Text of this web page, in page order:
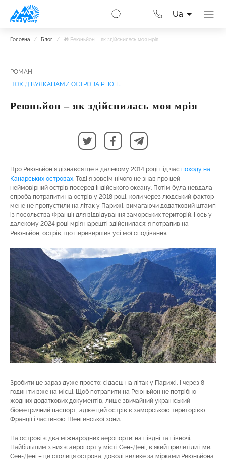
Ua
Головна / Блог / 🎁 Реюньйон – як здійснилась моя мрія
РОМАН
ПОХІД ВУЛКАНАМИ ОСТРОВА РЕЮНЬЙОН
Реюньйон – як здійснилась моя мрія
Про Реюньйон я дізнався ще в далекому 2014 році під час походу на
Канарських островах. Тоді я зовсім нічого не знав про цей
неймовірний острів посеред Індійського океану. Потім була невдала
спроба потрапити на острів у 2018 році, коли через людський фактор
мене не пропустили на літак у Парижі, вимагаючи додатковий штамп
із посольства Франції для відвідування заморських територій. І ось у
далекому 2024 році мрія нарешті здійснилася: я потрапив на
Реюньйон, острів, що перевершив усі мої сподівання.
Зробити це зараз дуже просто: сідаєш на літак у Парижі, і через 8
годин ти вже на місці. Щоб потрапити на Реюньйон не потрібно
жодних додаткових документів, лише звичайний український
біометричний паспорт, адже цей острів є заморською територією
Франції і частиною Шенгенської зони.
На острові є два міжнародних аеропорти: на півдні та півночі.
Найбільшим з них є аеропорт у місті Сен-Дені, в який прилетіли і ми.
Сен-Дені – це столиця острова, доволі велике за мірками Реюньйона